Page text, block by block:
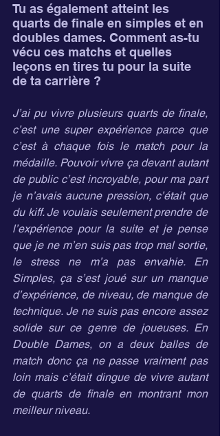
Tu as également atteint les
quarts de finale en simples et en
doubles dames. Comment as-tu
vécu ces matchs et quelles
leçons en tires tu pour la suite
de ta carrière ?
J’ai pu vivre plusieurs quarts de finale,
c’est une super expérience parce que
c’est à chaque fois le match pour la
médaille. Pouvoir vivre ça devant autant
de public c’est incroyable, pour ma part
je n’avais aucune pression, c’était que
du kiff. Je voulais seulement prendre de
l’expérience pour la suite et je pense
que je ne m’en suis pas trop mal sortie,
le stress ne m’a pas envahie. En
Simples, ça s’est joué sur un manque
d’expérience, de niveau, de manque de
technique. Je ne suis pas encore assez
solide sur ce genre de joueuses. En
Double Dames, on a deux balles de
match donc ça ne passe vraiment pas
loin mais c’était dingue de vivre autant
de quarts de finale en montrant mon
meilleur niveau.